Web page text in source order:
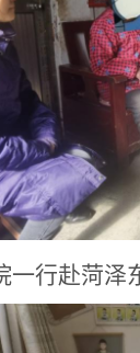
一行赴菏